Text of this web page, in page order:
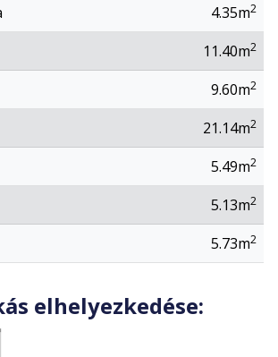
4.35m2
11.40m2
9.60m2
21.14m2
5.49m2
5.13m2
5.73m2
elhelyezkedése: